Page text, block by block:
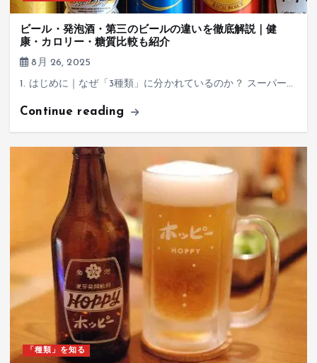
ビール・発泡酒・第三のビールの違いを徹底解説｜健
康・カロリー・糖質比較も紹介
8月 26, 2025
1. はじめに｜なぜ「3種類」に分かれているのか？ スーパー…
Continue reading
「種類」を知る